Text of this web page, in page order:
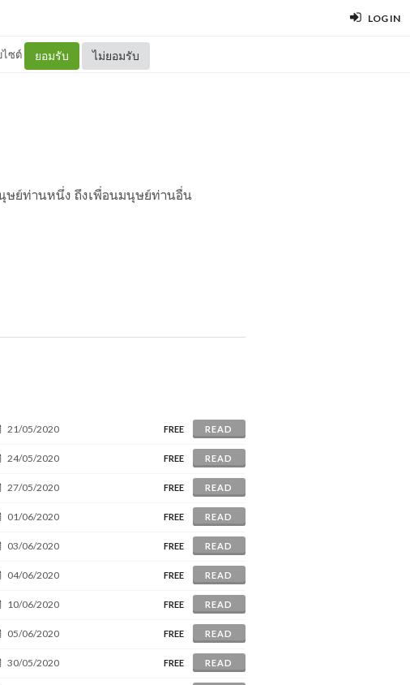
LOG IN
ไซต์ ยอมรับ ไม่ยอมรับ
ษย์ท่านหนึ่ง ถึงเพื่อนมนุษย์ท่านอื่น
21/05/2020 FREE READ
24/05/2020 FREE READ
27/05/2020 FREE READ
01/06/2020 FREE READ
03/06/2020 FREE READ
04/06/2020 FREE READ
10/06/2020 FREE READ
05/06/2020 FREE READ
30/05/2020 FREE READ